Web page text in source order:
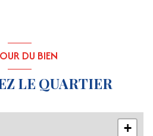
DU BIEN
LE QUARTIER
+